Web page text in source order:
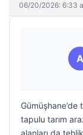
06/20/2026: 6:33
A
tapulu tarım
alanları da